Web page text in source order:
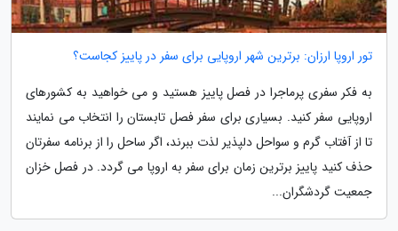
تور اروپا ارزان: برترین شهر اروپایی برای سفر در پاییز کجاست؟
به فکر سفری پرماجرا در فصل پاییز هستید و می خواهید به کشورهای
اروپایی سفر کنید. بسیاری برای سفر فصل تابستان را انتخاب می نمایند
تا از آفتاب گرم و سواحل دلپذیر لذت ببرند، اگر ساحل را از برنامه سفرتان
حذف کنید پاییز برترین زمان برای سفر به اروپا می گردد. در فصل خزان
جمعیت گردشگران...